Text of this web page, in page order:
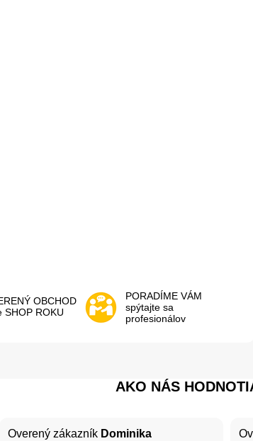
OBCHOD
SHOP ROKU
PORADÍME VÁM
spýtajte sa
profesionálov
AKO NÁS
Overený zákazník Dominika